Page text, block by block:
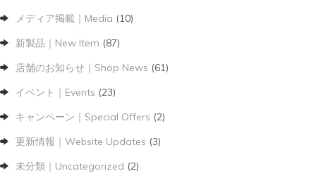
メディア掲載｜Media (10)
新製品｜New Item (87)
店舗のお知らせ｜Shop News (61)
イベント｜Events (23)
キャンペーン｜Special Offers (2)
更新情報｜Website Updates (3)
未分類｜Uncategorized (2)